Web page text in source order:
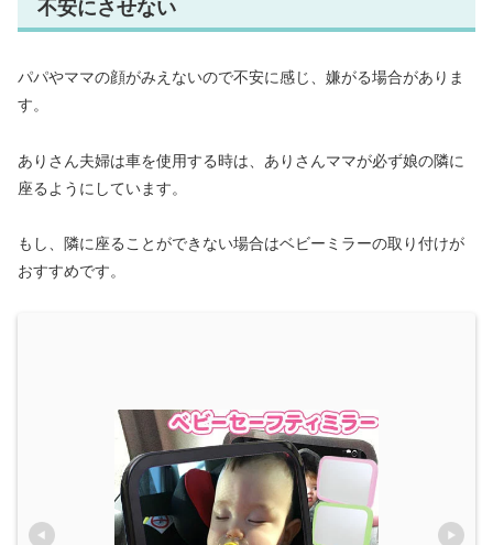
不安にさせない
パパやママの顔がみえないので不安に感じ、嫌がる場合がありま
す。
ありさん夫婦は車を使用する時は、ありさんママが必ず娘の隣に
座るようにしています。
もし、隣に座ることができない場合はベビーミラーの取り付けが
おすすめです。